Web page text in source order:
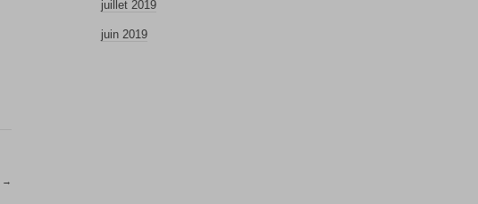
→
juillet 2019
juin 2019